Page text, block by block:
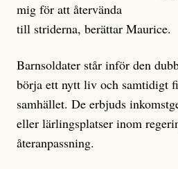
mig för att återvända ­
till striderna, berättar Maurice.
Barnsoldater står inför den
börja ett nytt liv och samtidigt
samhället. De erbjuds
eller lärlingsplatser inom
återanpassning.